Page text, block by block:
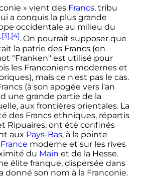
» vient des Francs, tribu
a conquis la plus grande
occidentale au milieu du
,[3],[4]. On pourrait supposer que
la patrie des Francs (en
"Franken" est utilisé pour
les Franconiens modernes et
mais ce n'est pas le cas.
(à son apogée vers l'an
une grande partie de la
aux frontières orientales. La
des Francs ethniques, répartis
Ripuaires, ont été confinés
aux Pays-Bas, à la pointe
France moderne et sur les rives
du Main et de la Hesse.
élite franque, dispersée dans
donné son nom à la Franconie.